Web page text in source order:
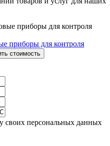
приборы для контроля
стоимость
своих персональных данных